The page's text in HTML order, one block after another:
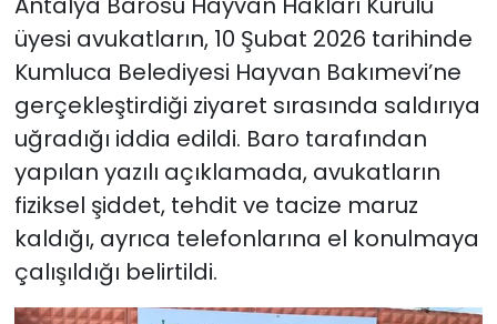
üyesi avukatların, 10 Şubat 2026 tarihinde
Kumluca Belediyesi Hayvan Bakımevi’ne
gerçekleştirdiği ziyaret sırasında saldırıya
uğradığı iddia edildi. Baro tarafından
yapılan yazılı açıklamada, avukatların
fiziksel şiddet, tehdit ve tacize maruz
kaldığı, ayrıca telefonlarına el konulmaya
çalışıldığı belirtildi.